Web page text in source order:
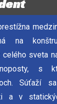
na
sveta
s
Súťaží
a v